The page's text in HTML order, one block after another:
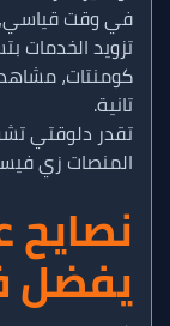
في وقت قياسي،
تزويد الخدمات
كومنتات،
تانية.
تقدر دلوقتي
المنصات زي
يفضل